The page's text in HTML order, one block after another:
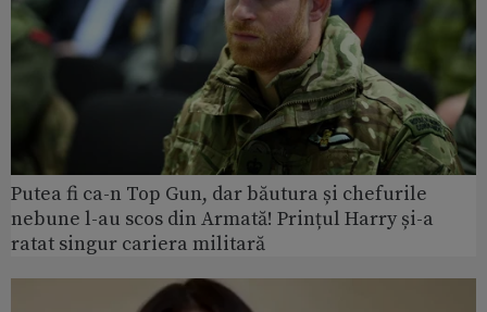
Putea fi ca-n Top Gun, dar băutura și chefurile
nebune l-au scos din Armată! Prințul Harry și-a
ratat singur cariera militară